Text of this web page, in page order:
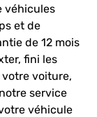
véhicules
et de
de 12 mois
fini les
voiture,
service
véhicule